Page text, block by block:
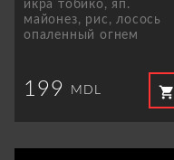
икра тобико, яп.
майонез, рис, лосось
опаленный огнем
199 MDL shopping_cart